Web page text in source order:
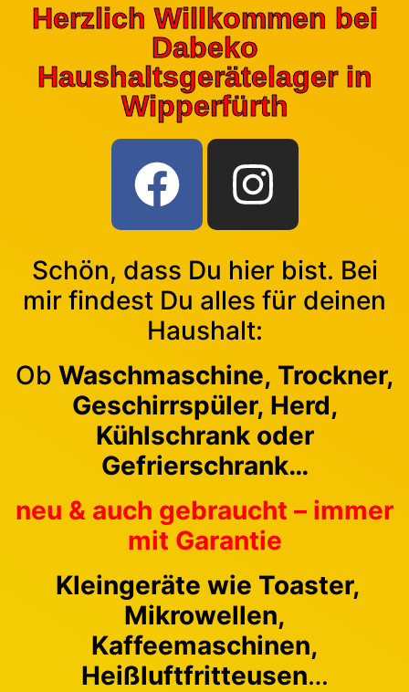
Herzlich Willkommen bei
Dabeko
Haushaltsgerätelager in
Wipperfürth
Schön, dass Du hier bist. Bei
mir findest Du alles für deinen
Haushalt:
Ob Waschmaschine, Trockner,
Geschirrspüler, Herd,
Kühlschrank oder
Gefrierschrank…
neu & auch gebraucht – immer
mit Garantie
Kleingeräte wie Toaster,
Mikrowellen,
Kaffeemaschinen,
Heißluftfritteusen…